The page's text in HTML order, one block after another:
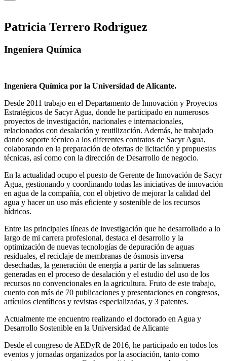
Patricia Terrero Rodríguez
Ingeniera Química
Ingeniera Química por la Universidad de Alicante.
Desde 2011 trabajo en el Departamento de Innovación y Proyectos
Estratégicos de Sacyr Agua, donde he participado en numerosos
proyectos de investigación, nacionales e internacionales,
relacionados con desalación y reutilización. Además, he trabajado
dando soporte técnico a los diferentes contratos de Sacyr Agua,
colaborando en la preparación de ofertas de licitación y propuestas
técnicas, así como con la dirección de Desarrollo de negocio.
En la actualidad ocupo el puesto de Gerente de Innovación de Sacyr
Agua, gestionando y coordinando todas las iniciativas de innovación
en agua de la compañía, con el objetivo de mejorar la calidad del
agua y hacer un uso más eficiente y sostenible de los recursos
hídricos.
Entre las principales líneas de investigación que he desarrollado a lo
largo de mi carrera profesional, destaca el desarrollo y la
optimización de nuevas tecnologías de depuración de aguas
residuales, el reciclaje de membranas de ósmosis inversa
desechadas, la generación de energía a partir de las salmueras
generadas en el proceso de desalación y el estudio del uso de los
recursos no convencionales en la agricultura. Fruto de este trabajo,
cuento con más de 70 publicaciones y presentaciones en congresos,
artículos científicos y revistas especializadas, y 3 patentes.
Actualmente me encuentro realizando el doctorado en Agua y
Desarrollo Sostenible en la Universidad de Alicante
Desde el congreso de AEDyR de 2016, he participado en todos los
eventos y jornadas organizados por la asociación, tanto como